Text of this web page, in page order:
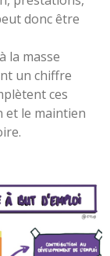
donc être
la masse
un chiffre
ces
et le maintien